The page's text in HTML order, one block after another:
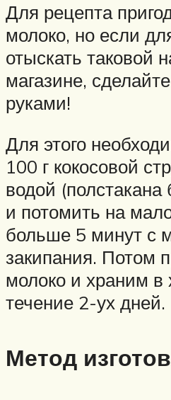
Для рецепта
молоко, но если
отыскать таковой
магазине,
руками!
Для этого
100 г кокосовой
водой (полстакана
и потомить на
больше 5 минут с
закипания. Потом
молоко и храним в
течение 2-ух дней.
Метод